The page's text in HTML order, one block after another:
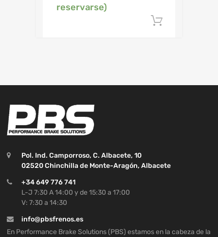
reservarse)
Pol. Ind. Camporroso, C. Albacete, 10
02520 Chinchilla de Monte-Aragón, Albacete
+34 649 776 741
L-J 7:30 A 14:00 y de 15:30 a 17:00
V: 7:30 a 14:30
info@pbsfrenos.es
En Performance Brake Solutions (PBS) estamos en la cabeza de la